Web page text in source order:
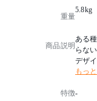
重量
5.8kg
商品説明
ある
らな
デザ
を加
の存
もっ
特徴-